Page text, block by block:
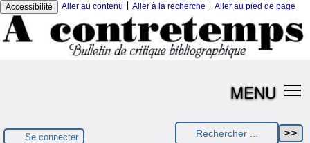
Accessibilité Aller au contenu Aller à la recherche Aller au pied de page
MENU
Se connecter